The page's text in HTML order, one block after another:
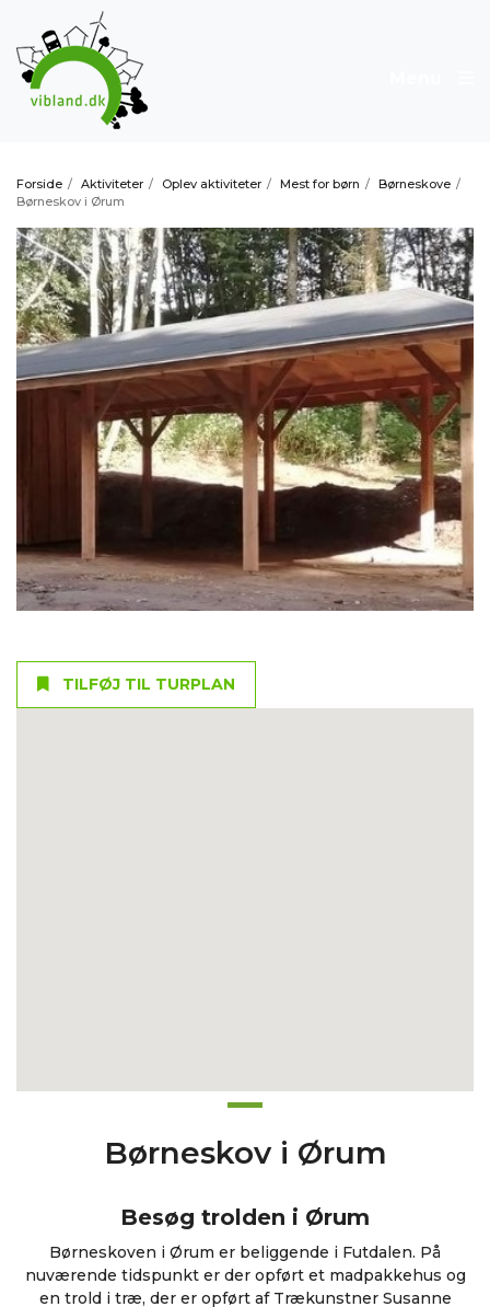
Forside / Aktiviteter / Oplev aktiviteter / Mest for børn / Børneskove /
Børneskov i Ørum
TILFØJ TIL TURPLAN
Børneskov i Ørum
Besøg trolden i Ørum
Børneskoven i Ørum er beliggende i Futdalen. På
nuværende tidspunkt er der opført et madpakkehus og
en trold i træ, der er opført af Trækunstner Susanne